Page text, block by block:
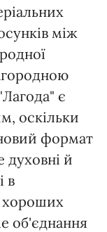
між
є
оскільки
формат
духовні й
в
хороших
об'єднання